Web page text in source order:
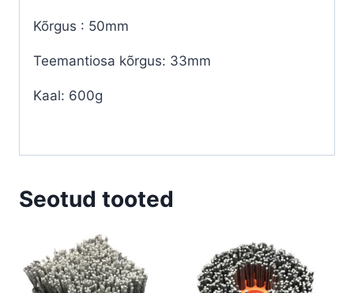
Kõrgus : 50mm
Teemantiosa kõrgus: 33mm
Kaal: 600g
Seotud tooted